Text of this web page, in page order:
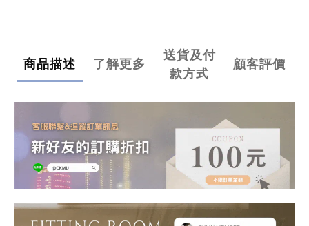
商品描述 了解更多
送貨及付
款方式
顧客評價